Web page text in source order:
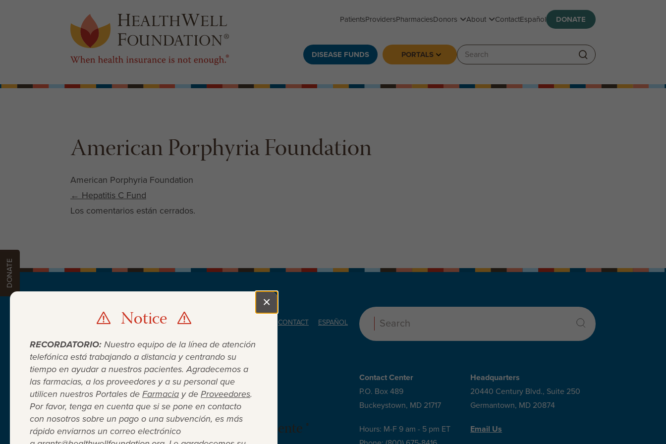
Notice
RECORDATORIO: Nuestro equipo de la línea de atención
telefónica está trabajando a distancia y centrando su
tiempo en ayudar a nuestros pacientes. Agradecemos a
las farmacias, a los proveedores y a su personal que
utilicen nuestros Portales de Farmacia y de Proveedores.
Por favor, tenga en cuenta que si se pone en contacto
con nosotros sobre un pago o una subvención, es más
rápido enviarnos un correo electrónico
Close
×
PatientsProvidersPharmaciesDonors Toggle submenu
AboutToggle submenu
ContactEspañol DONATE
DISEASE FUNDS PORTALS Toggle submenu
Search:
American Porphyria Foundation
American Porphyria Foundation
Post navigation
← Hepatitis C Fund
Los comentarios están cerrados.
PATIENTS PROVIDERS PHARMACIES CONTACT
ESPAÑOL
Search:
Cuando el seguro médico no es suficiente ®
Contact Center
P.O. Box 489
Buckeystown, MD 21717
Hours: M-F 9 am - 5 pm ET
Headquarters
20440 Century Blvd., Suite 250
Germantown, MD 20874
Email Us
DONATE